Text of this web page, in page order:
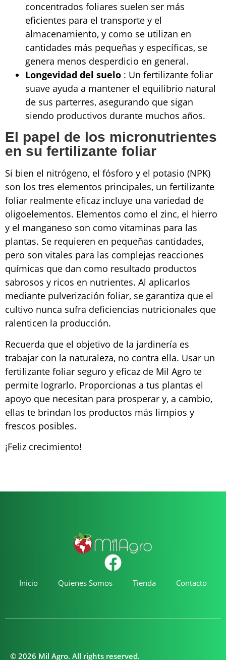
concentrados foliares suelen ser más
eficientes para el transporte y el
almacenamiento, y como se utilizan en
cantidades más pequeñas y específicas, se
genera menos desperdicio en general.
Longevidad del suelo : Un fertilizante foliar
suave ayuda a mantener el equilibrio natural
de sus parterres, asegurando que sigan
siendo productivos durante muchos años.
El papel de los micronutrientes
en su fertilizante foliar
Si bien el nitrógeno, el fósforo y el potasio (NPK)
son los tres elementos principales, un fertilizante
foliar realmente eficaz incluye una variedad de
oligoelementos. Elementos como el zinc, el hierro
y el manganeso son como vitaminas para las
plantas. Se requieren en pequeñas cantidades,
pero son vitales para las complejas reacciones
químicas que dan como resultado productos
sabrosos y ricos en nutrientes. Al aplicarlos
mediante pulverización foliar, se garantiza que el
cultivo nunca sufra deficiencias nutricionales que
ralenticen la producción.
Recuerda que el objetivo de la jardinería es
trabajar con la naturaleza, no contra ella. Usar un
fertilizante foliar seguro y eficaz de Mil Agro te
permite lograrlo. Proporcionas a tus plantas el
apoyo que necesitan para prosperar y, a cambio,
ellas te brindan los productos más limpios y
frescos posibles.
¡Feliz crecimiento!
Inicio Quienes Somos Tienda Contacto
© 2026 Mil Agro. All rights reserved.